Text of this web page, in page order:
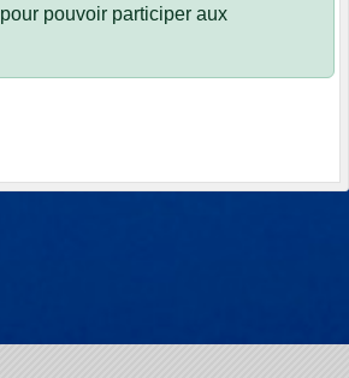
pour pouvoir participer aux